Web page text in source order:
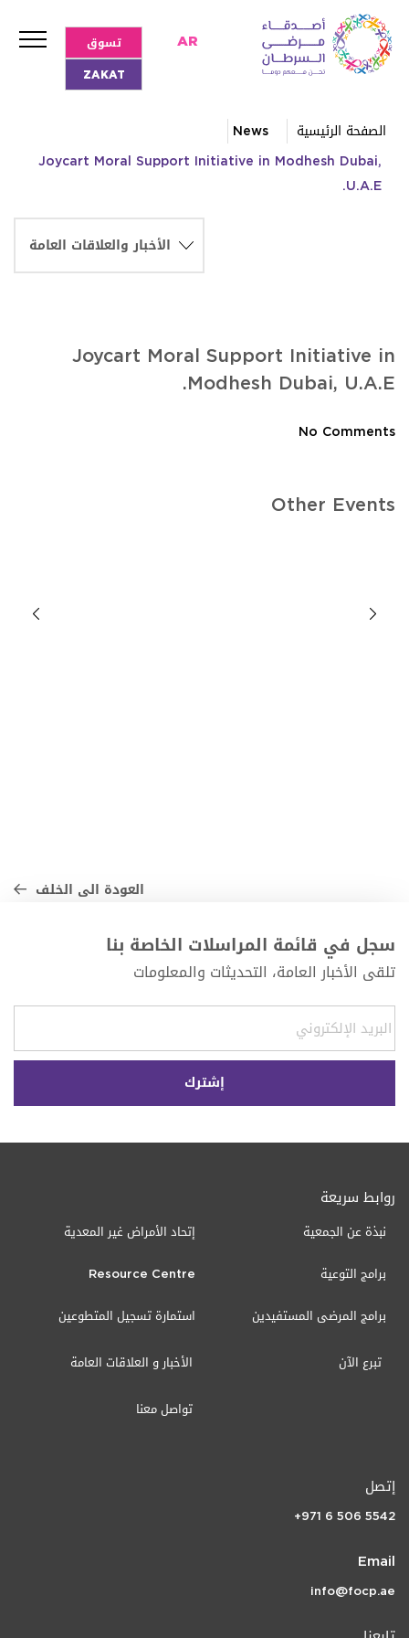
AR
تسوق
ZAKAT
الصفحة الرئيسية
News
Joycart Moral Support Initiative in Modhesh Dubai,
U.A.E.
Joycart Moral Support Initiative in
Modhesh Dubai, U.A.E.
No Comments
Other Events
العودة الى الخلف
سجل في قائمة المراسلات الخاصة بنا
تلقى الأخبار العامة، التحديثات والمعلومات
روابط سريعة
نبذة عن الجمعية
برامج التوعية
برامج المرضى المستفيدين
إتحاد الأمراض غير المعدية
Resource Centre
استمارة تسجيل المتطوعين
الأخبار و العلاقات العامة تبرع الآن
تواصل معنا
إتصل
+971 6 506 5542
Email
info@focp.ae